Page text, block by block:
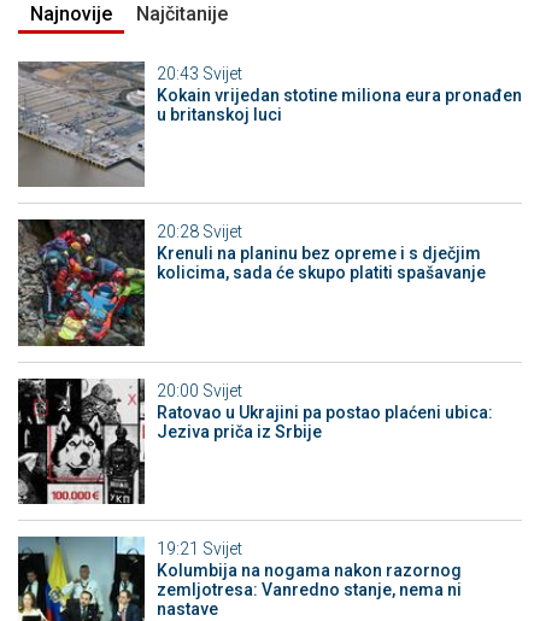
Najnovije Najčitanije
20:43 Svijet
Kokain vrijedan stotine miliona eura pronađen
u britanskoj luci
20:28 Svijet
Krenuli na planinu bez opreme i s dječjim
kolicima, sada će skupo platiti spašavanje
20:00 Svijet
Ratovao u Ukrajini pa postao plaćeni ubica:
Jeziva priča iz Srbije
19:21 Svijet
Kolumbija na nogama nakon razornog
zemljotresa: Vanredno stanje, nema ni
nastave